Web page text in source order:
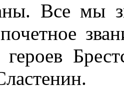
Все мы